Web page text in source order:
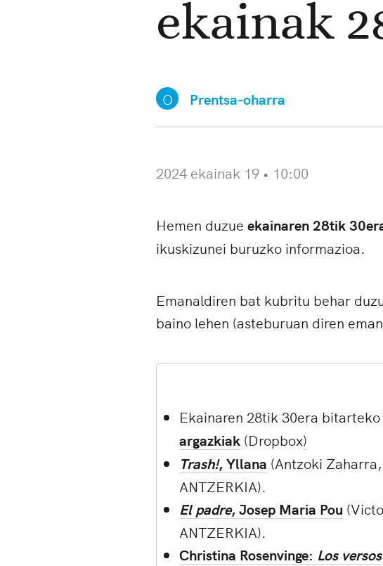
ekainak
O Prentsa-oharra
2024 ekainak 19 • 10:00
Hemen duzue ekainaren 28tik
ikuskizunei buruzko informazioa.
Emanaldiren bat kubritu behar
baino lehen (asteburuan diren
Ekainaren 28tik 30era
argazkiak (Dropbox)
Trash!, Yllana (Antzoki
ANTZERKIA).
El padre, Josep Maria Pou
ANTZERKIA).
Christina Rosenvinge: Los